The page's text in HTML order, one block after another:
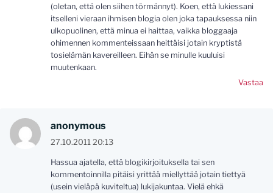
(oletan, että olen siihen törmännyt). Koen, että lukiessani
itselleni vieraan ihmisen blogia olen joka tapauksessa niin
ulkopuolinen, että minua ei haittaa, vaikka bloggaaja
ohimennen kommenteissaan heittäisi jotain kryptistä
tosielämän kavereilleen. Eihän se minulle kuuluisi
muutenkaan.
Vastaa
anonymous
27.10.2011 20:13
Hassua ajatella, että blogikirjoituksella tai sen
kommentoinnilla pitäisi yrittää miellyttää jotain tiettyä
(usein vieläpä kuviteltua) lukijakuntaa. Vielä ehkä